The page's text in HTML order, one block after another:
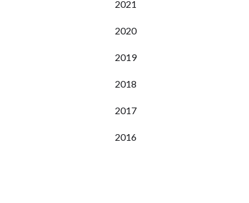
2021
2020
2019
2018
2017
2016